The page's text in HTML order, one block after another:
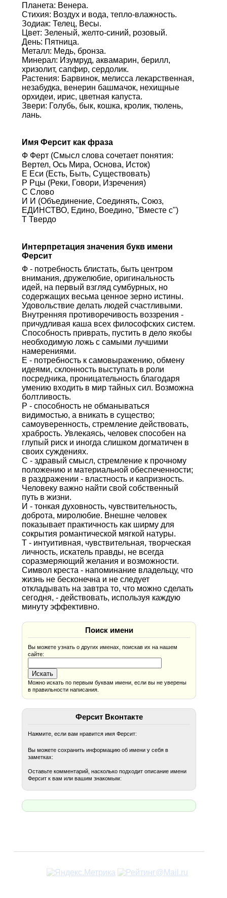
Планета: Венера.
Стихия: Воздух и вода, тепло-влажность.
Зодиак: Телец, Весы.
Цвет: Зеленый, желто-синий, розовый.
День: Пятница.
Металл: Медь, бронза.
Минерал: Изумруд, аквамарин, берилл,
хризолит, сапфир, сердолик.
Растения: Барвинок, мелисса лекарственная,
незабудка, венерин башмачок, нехищные
орхидеи, ирис, цветная капуста.
Звери: Голубь, бык, кошка, кролик, тюлень,
лань.
Имя Ферсит как фраза
Ф Ферт (Смысл слова сочетает понятия:
Вертел, Ось Мира, Основа, Исток)
Е Еси (Есть, Быть, Существовать)
Р Рцы (Реки, Говори, Изречения)
С Слово
И И (Объединение, Соединять, Союз,
ЕДИНСТВО, Едино, Воедино, "Вместе с")
Т Твердо
Интерпретация значения букв имени
Ферсит
Ф - потребность блистать, быть центром
внимания, дружелюбие, оригинальность
идей, на первый взгляд сумбурных, но
содержащих весьма ценное зерно истины.
Удовольствие делать людей счастливыми.
Внутренняя противоречивость воззрения -
причудливая каша всех философских систем.
Способность приврать, пустить в дело якобы
необходимую ложь с самыми лучшими
намерениями.
Е - потребность к самовыражению, обмену
идеями, склонность выступать в роли
посредника, проницательность благодаря
умению входить в мир тайных сил. Возможна
болтливость.
Р - способность не обманываться
видимостью, а вникать в существо;
самоуверенность, стремление действовать,
храбрость. Увлекаясь, человек способен на
глупый риск и иногда слишком догматичен в
своих суждениях.
С - здравый смысл, стремление к прочному
положению и материальной обеспеченности;
в раздражении - властность и капризность.
Человеку важно найти свой собственный
путь в жизни.
И - тонкая духовность, чувствительность,
доброта, миролюбие. Внешне человек
показывает практичность как ширму для
сокрытия романтической мягкой натуры.
Т - интуитивная, чувствительная, творческая
личность, искатель правды, не всегда
соразмеряющий желания и возможности.
Символ креста - напоминание владельцу, что
жизнь не бесконечна и не следует
откладывать на завтра то, что можно сделать
сегодня, - действовать, используя каждую
минуту эффективно.
Поиск имени
Вы можете узнать о других именах, поискав их на нашем
сайте:
Можно искать по первым буквам имени, если вы не уверены
в правильности написания.
Ферсит Вконтакте
Нажмите, если вам нравится имя Ферсит:
Вы можете сохранить информацию об имени у себя в
заметках:
Оставьте комментарий, насколько подходит описание имени
Ферсит к вам или вашим знакомым: